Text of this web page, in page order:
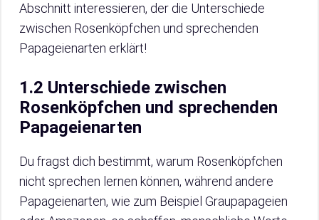
Abschnitt interessieren, der die Unterschiede
zwischen Rosenköpfchen und sprechenden
Papageienarten erklärt!
1.2 Unterschiede zwischen
Rosenköpfchen und sprechenden
Papageienarten
Du fragst dich bestimmt, warum Rosenköpfchen
nicht sprechen lernen können, während andere
Papageienarten, wie zum Beispiel Graupapageien